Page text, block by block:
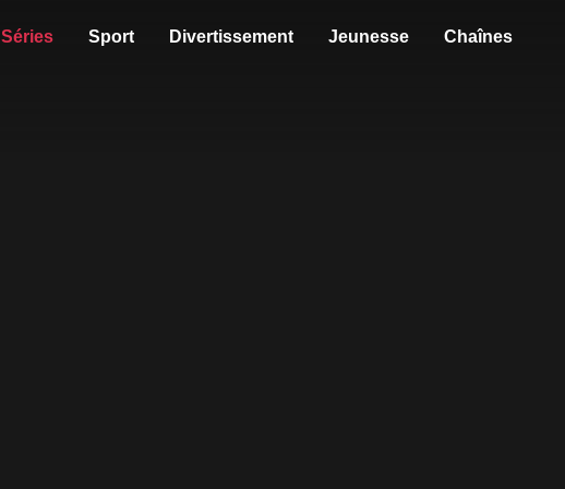
Séries Sport Divertissement Jeunesse Chaînes